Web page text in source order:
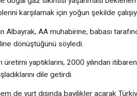
karşılamak için yoğun şekilde
Albayrak, AA muhabirine, babası
dönüştüğünü söyledi.
üretimi yaptıklarını, 2000 yılından
dile getirdi.
de yurt dışında bayilikler açarak